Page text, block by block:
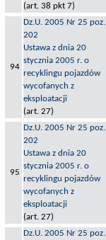
(art. 38 pkt 7)
94
Dz.U. 2005 Nr 25 poz.
202
Ustawa z dnia 20
stycznia 2005 r. o
recyklingu pojazdów
wycofanych z
eksploatacji
(art. 27)
95
Dz.U. 2005 Nr 25 poz.
202
Ustawa z dnia 20
stycznia 2005 r. o
recyklingu pojazdów
wycofanych z
eksploatacji
(art. 27)
Dz.U. 2005 Nr 25 poz.